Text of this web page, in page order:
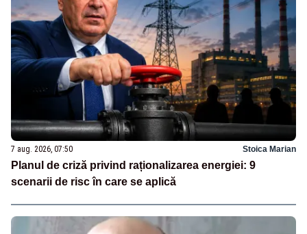
7 aug. 2026, 07:50 Stoica Marian
Planul de criză privind raționalizarea energiei: 9
scenarii de risc în care se aplică